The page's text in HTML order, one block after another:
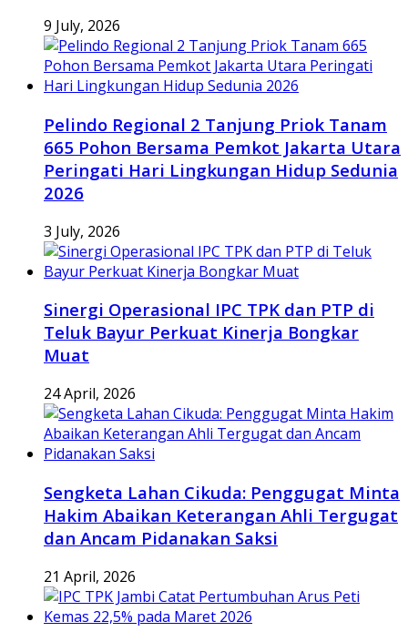
9 July, 2026
Pelindo Regional 2 Tanjung Priok Tanam
665 Pohon Bersama Pemkot Jakarta Utara
Peringati Hari Lingkungan Hidup Sedunia
2026
3 July, 2026
Sinergi Operasional IPC TPK dan PTP di
Teluk Bayur Perkuat Kinerja Bongkar
Muat
24 April, 2026
Sengketa Lahan Cikuda: Penggugat Minta
Hakim Abaikan Keterangan Ahli Tergugat
dan Ancam Pidanakan Saksi
21 April, 2026